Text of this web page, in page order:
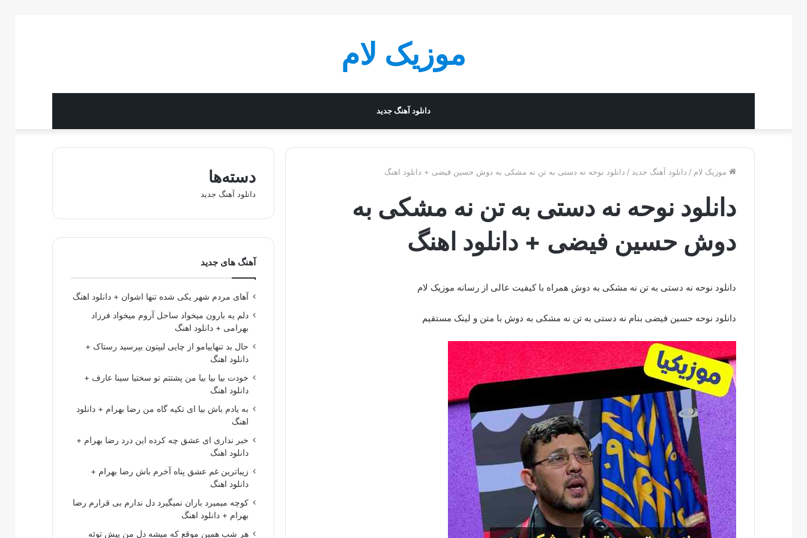
موزیک لام
دانلود آهنگ جدید
موزیک لام / دانلود آهنگ جدید / دانلود نوحه نه دستی به تن نه مشکی به دوش حسین فیضی + دانلود اهنگ
دانلود نوحه نه دستی به تن نه مشکی به
دوش حسین فیضی + دانلود اهنگ
دانلود نوحه نه دستی به تن نه مشکی به دوش همراه با کیفیت عالی از رسانه موزیک لام
دانلود نوحه حسین فیضی بنام نه دستی به تن نه مشکی به دوش با متن و لینک مستقیم
دسته‌ها
دانلود آهنگ جدید
آهنگ های جدید
آهای مردم شهر یکی شده تنها اشوان + دانلود اهنگ
دلم یه بارون میخواد ساحل آروم میخواد فرزاد
بهرامی + دانلود اهنگ
حال بد تنهاییامو از چایی لیپتون بپرسید رستاک +
دانلود اهنگ
خودت بیا بیا بیا من پشتتم تو سختیا سینا عارف +
دانلود اهنگ
به یادم باش بیا ای تکیه گاه من رضا بهرام + دانلود
اهنگ
خبر نداری ای عشق چه کرده این درد رضا بهرام +
دانلود اهنگ
زیباترین غم عشق پناه آخرم باش رضا بهرام +
دانلود اهنگ
کوچه میمیرد باران نمیگیرد دل ندارم بی قرارم رضا
بهرام + دانلود اهنگ
هر شب همین موقع که میشه دل من پیش توئه